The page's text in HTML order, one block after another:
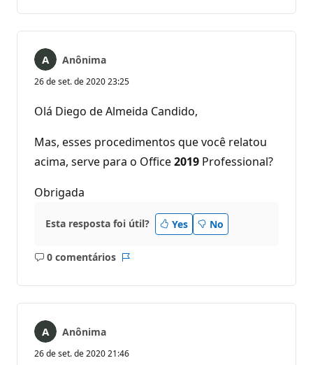
Anônima
26 de set. de 2020 23:25
Olá Diego de Almeida Candido,
Mas, esses procedimentos que você relatou
acima, serve para o Office2019 Professional?
Obrigada
Esta resposta foi útil? Yes No
0 comentários
Sem
Anônima
26 de set. de 2020 21:46